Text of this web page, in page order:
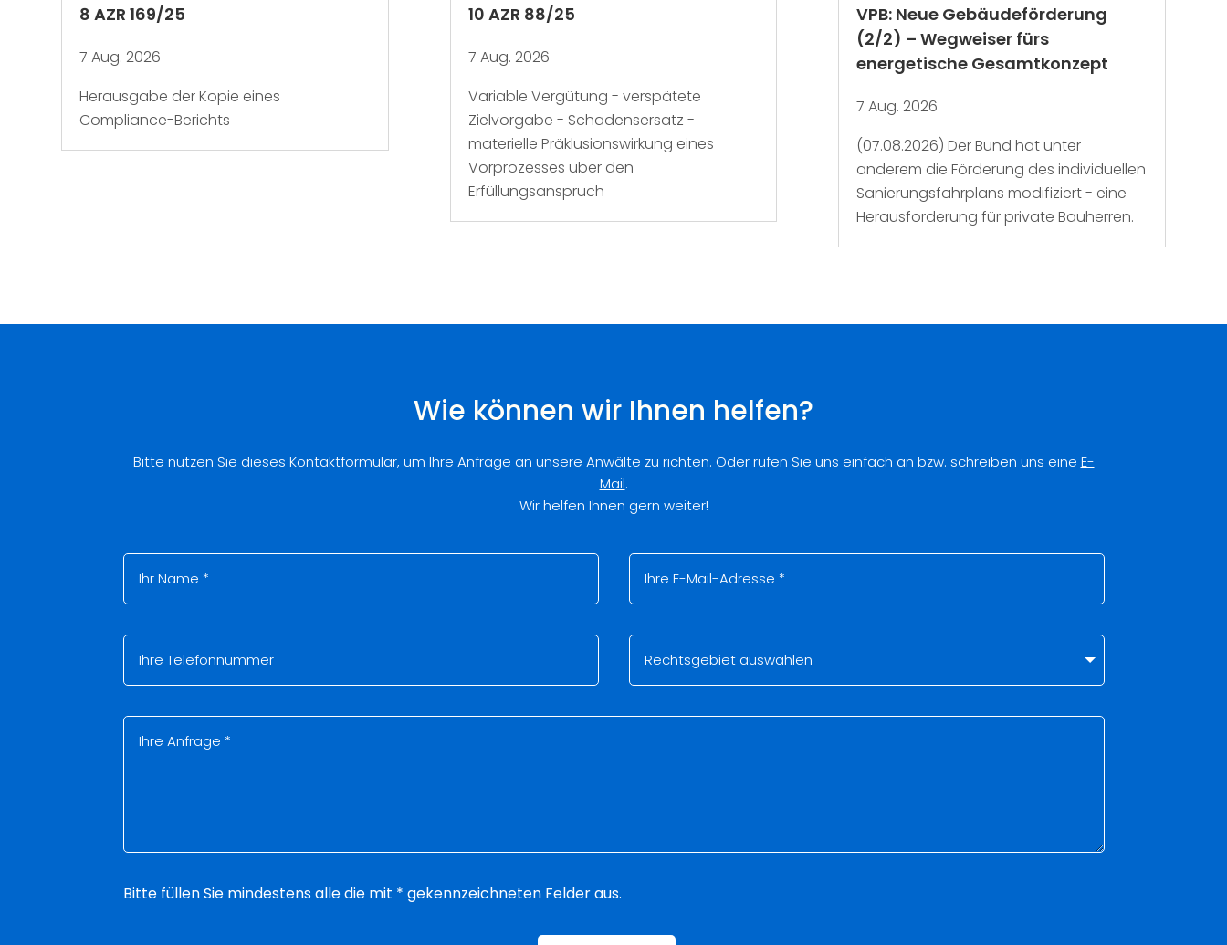
8 AZR 169/25
7 Aug. 2026
Herausgabe der Kopie eines
Compliance-Berichts
10 AZR 88/25
7 Aug. 2026
Variable Vergütung - verspätete
Zielvorgabe - Schadensersatz -
materielle Präklusionswirkung eines
Vorprozesses über den
Erfüllungsanspruch
VPB: Neue Gebäudeförderung
(2/2) – Wegweiser fürs
energetische Gesamtkonzept
7 Aug. 2026
(07.08.2026) Der Bund hat unter
anderem die Förderung des individuellen
Sanierungsfahrplans modifiziert - eine
Herausforderung für private Bauherren.
Wie können wir Ihnen helfen?
Bitte nutzen Sie dieses Kontaktformular, um Ihre Anfrage an unsere Anwälte zu richten. Oder rufen Sie uns einfach an bzw. schreiben uns eine E-
Mail.
Wir helfen Ihnen gern weiter!
Bitte füllen Sie mindestens alle die mit * gekennzeichneten Felder aus.